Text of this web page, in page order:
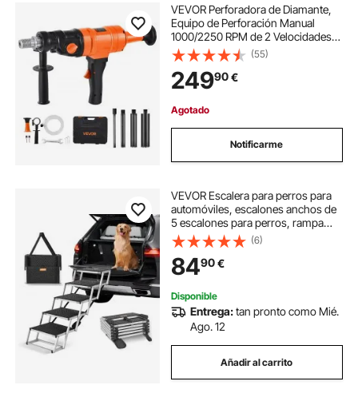
VEVOR Perforadora de Diamante,
Equipo de Perforación Manual
1000/2250 RPM de 2 Velocidades
en Seco y Húmedo con 4 Brocas
Diámetro de Perforación de 200
mm para Hormigón, Ladrillo, Piedra
(55)
24990€
Agotado
Notificarme
VEVOR Escalera para perros para
automóviles, escalones anchos de
5 escalones para perros, rampa
plegable para perros para
automóviles con superficie
antideslizante, escalones portátiles
para mascotas de aluminio liviano
para automóviles, SUV y camiones,
soporta hasta 150 libras
(6)
8490€
Disponible
Entrega:tan pronto como Mié.
Ago. 12
Añadir al carrito